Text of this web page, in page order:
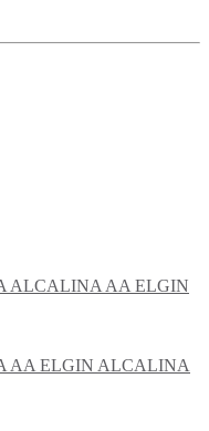
ALCALINA AA ELGIN
AA ELGIN ALCALINA